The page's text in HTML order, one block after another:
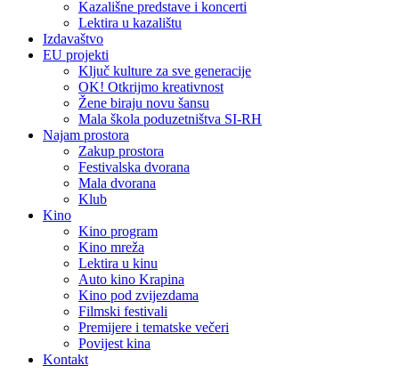
Kazališne predstave i koncerti
Lektira u kazalištu
Izdavaštvo
EU projekti
Ključ kulture za sve generacije
OK! Otkrijmo kreativnost
Žene biraju novu šansu
Mala škola poduzetništva SI-RH
Najam prostora
Zakup prostora
Festivalska dvorana
Mala dvorana
Klub
Kino
Kino program
Kino mreža
Lektira u kinu
Auto kino Krapina
Kino pod zvijezdama
Filmski festivali
Premijere i tematske večeri
Povijest kina
Kontakt